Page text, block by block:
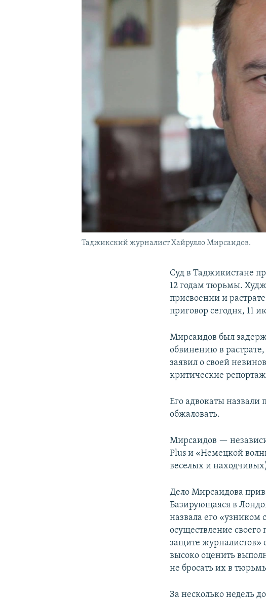
Таджикский журналист Хайрулло Мирсаидов.
Суд в Таджикистане
12 годам тюрьмы.
присвоении и
приговор сегодня, 11
Мирсаидов был
обвинению в
заявил о своей
критические
Его адвокаты назвали
обжаловать.
Мирсаидов —
Plus и «Немецкой
веселых и
Дело Мирсаидова
Базирующаяся в
назвала его «узником
осуществление
защите журналистов»
высоко оценить
не бросать их в
За несколько недель